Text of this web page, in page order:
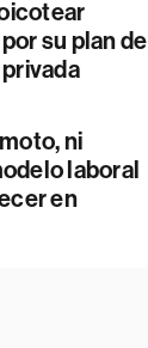
su plan de
ni
laboral
en